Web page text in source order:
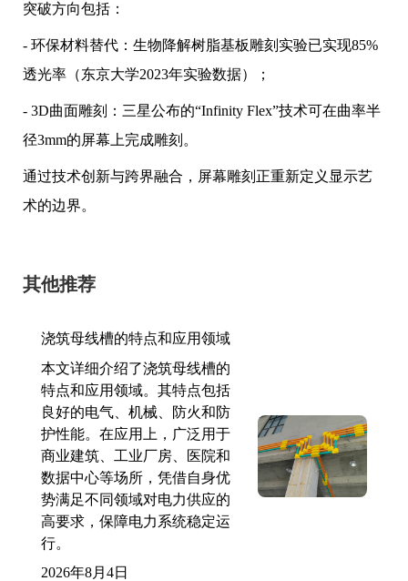
突破方向包括：
- 环保材料替代：生物降解树脂基板雕刻实验已实现85%
透光率（东京大学2023年实验数据）；
- 3D曲面雕刻：三星公布的“Infinity Flex”技术可在曲率半
径3mm的屏幕上完成雕刻。
通过技术创新与跨界融合，屏幕雕刻正重新定义显示艺
术的边界。
其他推荐
浇筑母线槽的特点和应用领域
本文详细介绍了浇筑母线槽的
特点和应用领域。其特点包括
良好的电气、机械、防火和防
护性能。在应用上，广泛用于
商业建筑、工业厂房、医院和
数据中心等场所，凭借自身优
势满足不同领域对电力供应的
高要求，保障电力系统稳定运
行。
2026年8月4日